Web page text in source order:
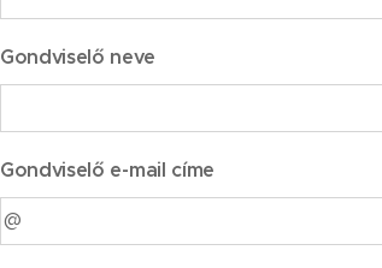
Gondviselő neve
Gondviselő e-mail címe